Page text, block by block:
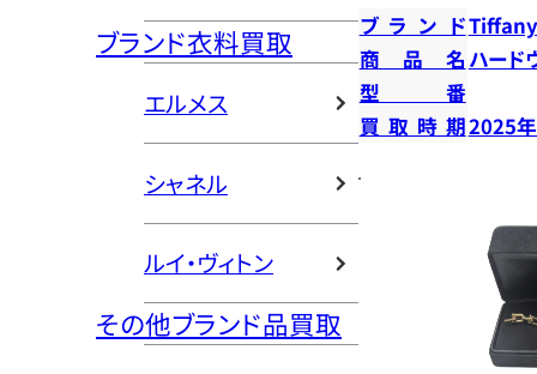
ブランド衣料買取
エルメス
シャネル
ルイ・ヴィトン
その他ブランド品買取
ブランド
商品名 ハード
型番
買取時期2025